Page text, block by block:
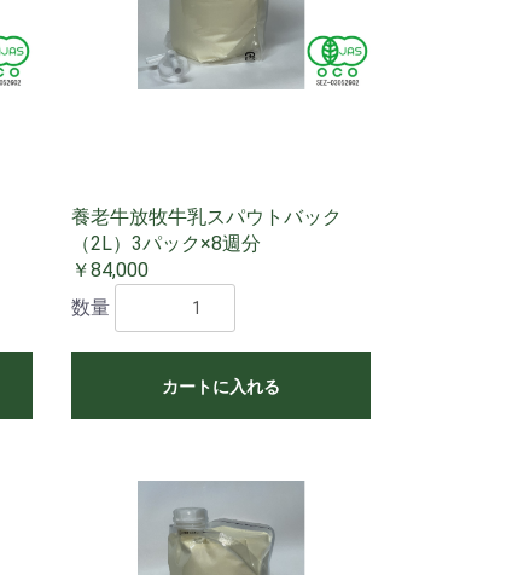
養老牛放牧牛乳スパウトバック
（2L）3パック×8週分
￥84,000
数量
カートに入れる